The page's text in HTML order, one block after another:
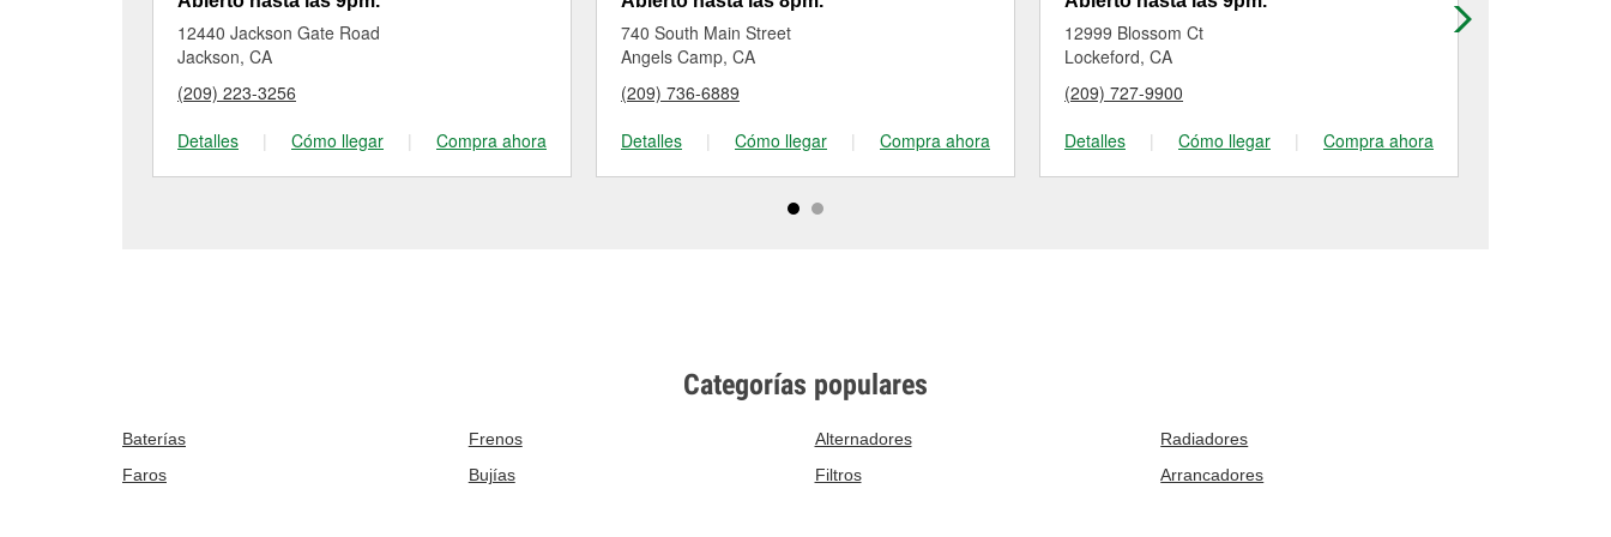
12440 Jackson Gate Road
Jackson, CA
(209) 223-3256
Detalles
| Cómo llegar | Compra ahora
740 South Main Street
Angels Camp, CA
(209) 736-6889
Detalles
| Cómo llegar | Compra ahora
12999 Blossom Ct
Lockeford, CA
(209) 727-9900
Detalles
| Cómo llegar | Compra ahora
Categorías populares
Baterías Frenos Alternadores
Radiadores
Faros
Bujías Filtros Arrancadores